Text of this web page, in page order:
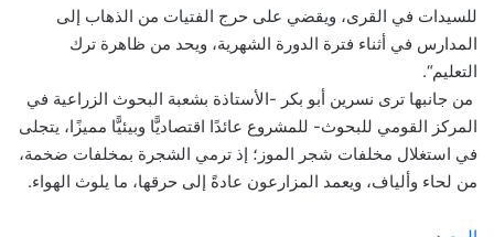
للسيدات في القرى، ويقضي على حرج الفتيات من الذهاب إلى
المدارس في أثناء فترة الدورة الشهرية، ويحد من ظاهرة ترك
التعليم“.
من جانبها ترى نسرين أبو بكر -الأستاذة بشعبة البحوث الزراعية في
المركز القومي للبحوث- للمشروع عائدًا اقتصاديًّا وبيئيًّا مميزًا، يتجلى
في استغلال مخلفات شجر الموز؛ إذ ترمي الشجرة بمخلفات ضخمة،
من لحاء وألياف، ويعمد المزارعون عادةً إلى حرقها، ما يلوث الهواء.